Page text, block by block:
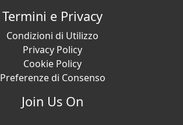
Termini e Privacy
Condizioni di Utilizzo
Privacy Policy
Cookie Policy
Preferenze di Consenso
Join Us On